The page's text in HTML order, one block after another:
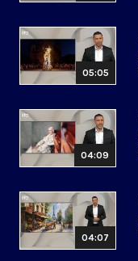
05:05
04:09
04:07